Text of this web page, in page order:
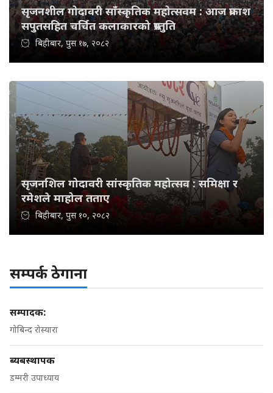
सृजनशील गोदावरी साँस्कृतिक महोत्सवम : आज प्रकाश
सपुतसहित चर्चित कलाकारको प्रस्तुति
बिहीबार, पुस १७, २०८२
सृजनशिल गोदावरी सांस्कृतिक महोत्सव : समिक्षा र
रमेशले माहोल तताए
बिहीबार, पुस १०, २०८२
सम्पर्क ठेगाना
सम्पादक:
गोबिन्द रोस्यारा
ब्यबस्थापक
डम्मरी उपाध्याय